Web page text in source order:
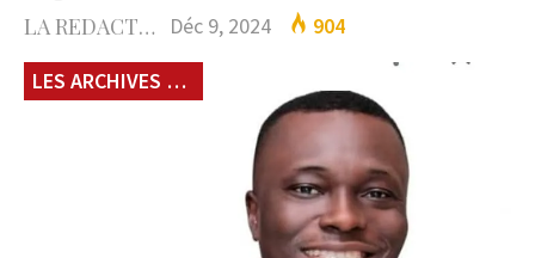
LA REDACTION Déc 9, 2024
904
LES ARCHIVES du 229